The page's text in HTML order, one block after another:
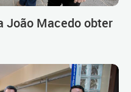
João Macedo obter